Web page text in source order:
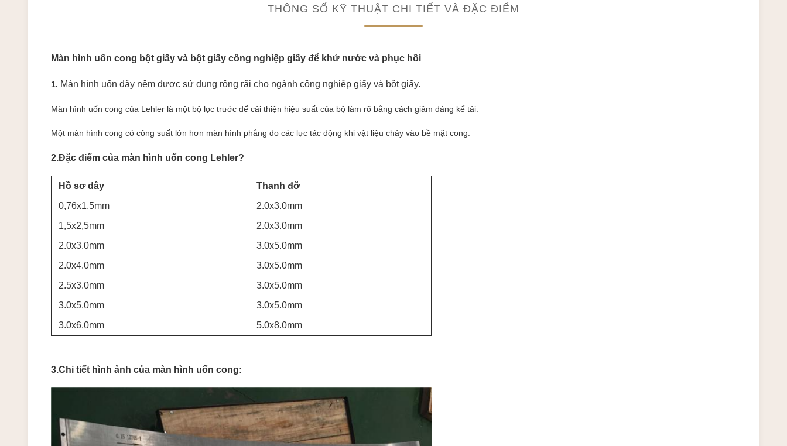
THÔNG SỐ KỸ THUẬT CHI TIẾT VÀ ĐẶC ĐIỂM
Màn hình uốn cong bột giấy và bột giấy công nghiệp giấy để khử nước và phục hồi
1. Màn hình uốn dây nêm được sử dụng rộng rãi cho ngành công nghiệp giấy và bột giấy.
Màn hình uốn cong của Lehler là một bộ lọc trước để cải thiện hiệu suất của bộ làm rõ bằng cách giảm đáng kể tải.
Một màn hình cong có công suất lớn hơn màn hình phẳng do các lực tác động khi vật liệu chảy vào bề mặt cong.
2.Đặc điểm của màn hình uốn cong Lehler?
Hồ sơ dây
Thanh đỡ
0,76x1,5mm
2.0x3.0mm
1,5x2,5mm
2.0x3.0mm
2.0x3.0mm
3.0x5.0mm
2.0x4.0mm
3.0x5.0mm
2.5x3.0mm
3.0x5.0mm
3.0x5.0mm
3.0x5.0mm
3.0x6.0mm
5.0x8.0mm
3.Chi tiết hình ảnh của màn hình uốn cong: